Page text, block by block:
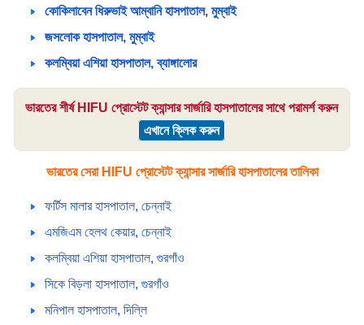
কোকিলাবেন ধিরুভাই আম্বানি হাসপাতাল, মুম্বাই
জসলোক হাসপাতাল, মুম্বাই
কলম্বিয়া এশিয়া হাসপাতাল, ব্যাঙ্গালোর
ভারতের শীর্ষ HIFU প্রোস্টেট ক্যান্সার সার্জারি হাসপাতালের সাথে পরামর্শ করুন
এখানে ক্লিক করুন
ভারতের সেরা HIFU প্রোস্টেট ক্যান্সার সার্জারি হাসপাতালের তালিকা
ফর্টিস মালার হাসপাতাল, চেন্নাই
এমজিএম হেলথ কেয়ার, চেন্নাই
কলম্বিয়া এশিয়া হাসপাতাল, গুরগাঁও
সিকে বিড়লা হাসপাতাল, গুরগাঁও
মনিপাল হাসপাতাল, দিল্লি